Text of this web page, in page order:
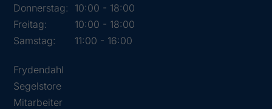
Donnerstag:
10:00 - 18:00
Freitag:
10:00 - 18:00
Samstag:
11:00 - 16:00
Frydendahl
Segelstore
Mitarbeiter